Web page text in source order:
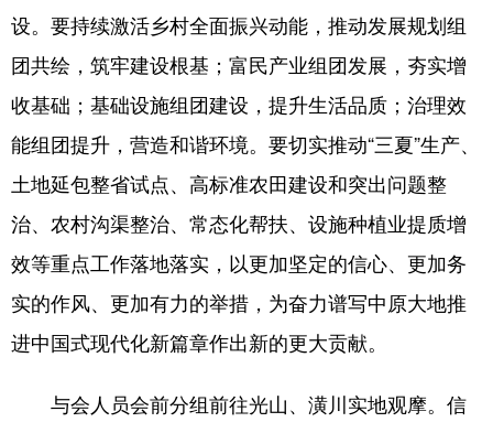
地方频道
北京 天津 河北
山西 辽宁 吉林
上海 江苏 浙江
山东 河南 湖北
湖南 广东 广西
海南 重庆
贵州 云南 西藏
设。要持续激活乡村全面振兴动能，推动发展规划组
团共绘，筑牢建设根基；富民产业组团发展，夯实增
收基础；基础设施组团建设，提升生活品质；治理效
能组团提升，营造和谐环境。要切实推动“三夏”生产、
土地延包整省试点、高标准农田建设和突出问题整
治、农村沟渠整治、常态化帮扶、设施种植业提质增
效等重点工作落地落实，以更加坚定的信心、更加务
实的作风、更加有力的举措，为奋力谱写中原大地推
进中国式现代化新篇章作出新的更大贡献。
与会人员会前分组前往光山、潢川实地观摩。信